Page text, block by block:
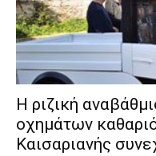
Η ριζική
οχημάτων
Καισαριανής